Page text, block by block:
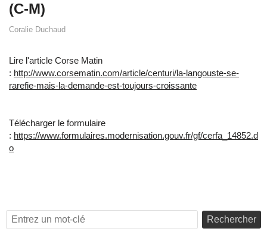
(C-M)
Coralie Duchaud
Lire l'article Corse Matin
: http://www.corsematin.com/article/centuri/la-langouste-se-
rarefie-mais-la-demande-est-toujours-croissante
Télécharger le formulaire
: https://www.formulaires.modernisation.gouv.fr/gf/cerfa_14852.d
o
Rechercher